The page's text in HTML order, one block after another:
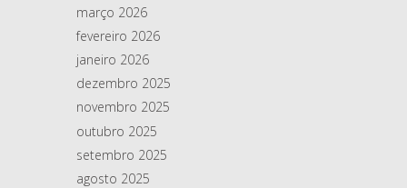
março 2026
fevereiro 2026
janeiro 2026
dezembro 2025
novembro 2025
outubro 2025
setembro 2025
agosto 2025